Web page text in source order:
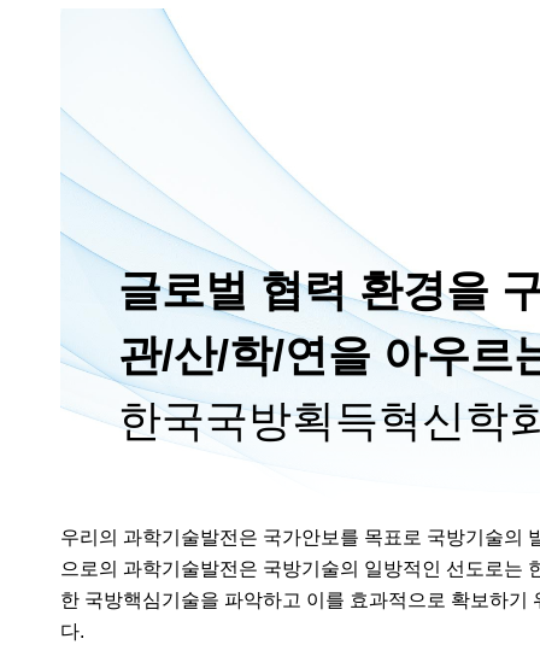
글로벌 협력 환경을
관/산/학/연을 아우르
한국국방획득혁신학
우리의 과학기술발전은 국가안보를 목표로 국방기술의
으로의 과학기술발전은 국방기술의 일방적인 선도로는
한 국방핵심기술을 파악하고 이를 효과적으로 확보하
다.